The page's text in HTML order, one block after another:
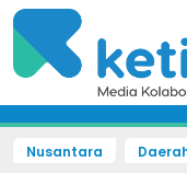
Nusantara